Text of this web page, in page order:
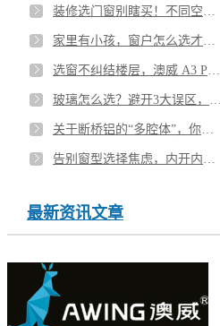
最新资讯文章